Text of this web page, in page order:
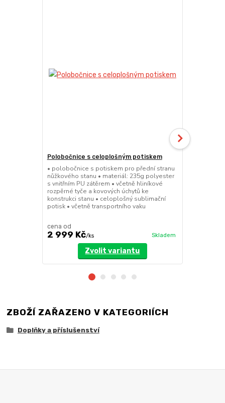
Polobočnice s celoplošným potiskem
• polobočnice s potiskem pro přední stranu
nůžkového stanu • materiál: 235g polyester
s vnitřním PU zátěrem • včetně hliníkové
rozpěrné tyče a kovových úchytů ke
konstrukci stanu • celoplošný sublimační
potisk • včetně transportního vaku
cena od
2 999 Kč/ks Skladem
Zvolit variantu
ZBOŽÍ ZAŘAZENO V KATEGORIÍCH
Doplňky a příslušenství